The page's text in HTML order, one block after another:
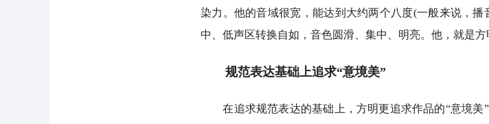
染力。他的音域很宽，能达到大约两个八度(一般来说，播
中、低声区转换自如，音色圆滑、集中、明亮。他，就是方
规范表达基础上追求“意境美”
在追求规范表达的基础上，方明更追求作品的“意境美